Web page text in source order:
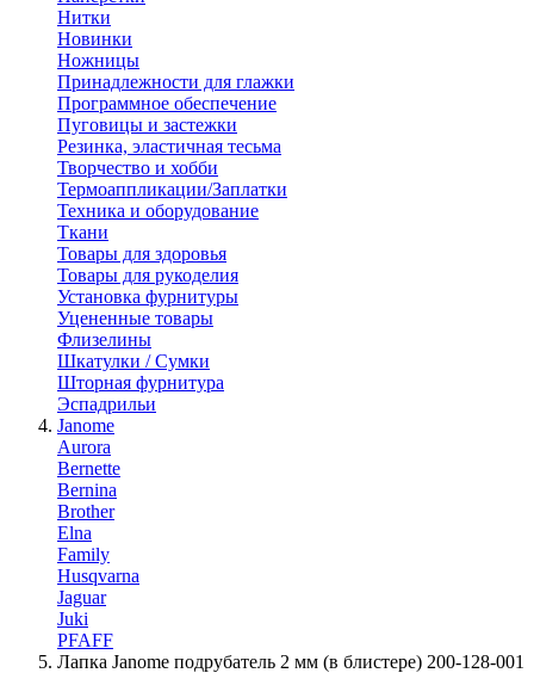
Нитки
Новинки
Ножницы
Принадлежности для глажки
Программное обеспечение
Пуговицы и застежки
Резинка, эластичная тесьма
Творчество и хобби
Термоаппликации/Заплатки
Техника и оборудование
Ткани
Товары для здоровья
Товары для рукоделия
Установка фурнитуры
Уцененные товары
Флизелины
Шкатулки / Сумки
Шторная фурнитура
Эспадрильи
Janome
Aurora
Bernette
Bernina
Brother
Elna
Family
Husqvarna
Jaguar
Juki
PFAFF
Лапка Janome подрубатель 2 мм (в блистере) 200-128-001